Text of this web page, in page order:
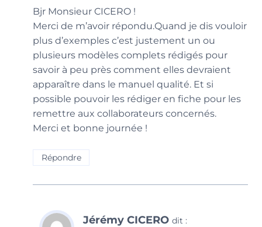
Bjr Monsieur CICERO !
Merci de m’avoir répondu.Quand je dis vouloir
plus d’exemples c’est justement un ou
plusieurs modèles complets rédigés pour
savoir à peu près comment elles devraient
apparaître dans le manuel qualité. Et si
possible pouvoir les rédiger en fiche pour les
remettre aux collaborateurs concernés.
Merci et bonne journée !
Répondre
Jérémy CICERO dit :